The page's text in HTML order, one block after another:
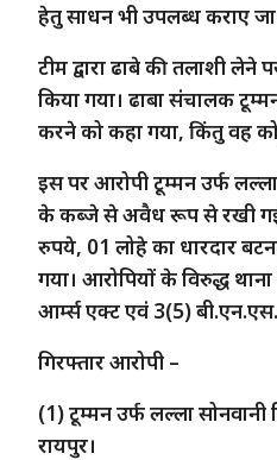
हेतु साधन भी उपलब्ध कराए
टीम द्वारा ढाबे की तलाशी
किया गया। ढाबा संचालक
करने को कहा गया, किंतु वह
इस पर आरोपी टूम्मन उर्फ
के कब्जे से अवैध रूप से रखी गई
रुपये, 01 लोहे का धारदार
गया। आरोपियों के विरुद्ध
आर्म्स एक्ट एवं 3(5)
गिरफ्तार आरोपी –
(1) टूम्मन उर्फ लल्ला सोनवानी
रायपुर।